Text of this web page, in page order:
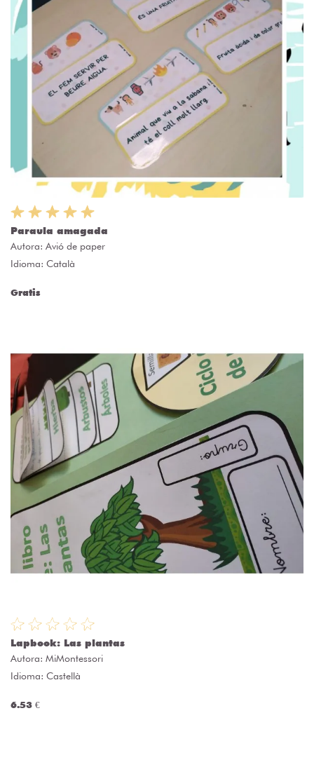
Paraula amagada
Autora: Avió de paper
Idioma: Català
Gratis
Lapbook: Las plantas
Autora: MiMontessori
Idioma: Castellà
6.53 €